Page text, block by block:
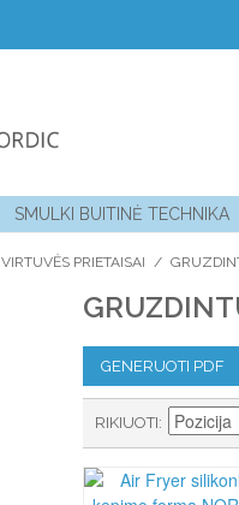
SMULKI BUITINĖ TECHNIKA
VIRTUVĖS PRIETAISAI /
GENERUOTI PDF
RIKIUOTI